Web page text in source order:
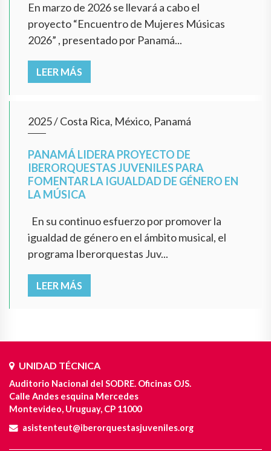
En marzo de 2026 se llevará a cabo el
proyecto “Encuentro de Mujeres Músicas
2026” , presentado por Panamá...
LEER MÁS
2025/Costa Rica, México, Panamá
PANAMÁ LIDERA PROYECTO DE
IBERORQUESTAS JUVENILES PARA
FOMENTAR LA IGUALDAD DE GÉNERO EN
LA MÚSICA
En su continuo esfuerzo por promover la
igualdad de género en el ámbito musical, el
programa Iberorquestas Juv...
LEER MÁS
UNIDAD TÉCNICA
Auditorio Nacional del SODRE. Oficinas OJS.
Calle Andes esquina Mercedes
Montevideo, Uruguay, CP 11000
asistenteut@iberorquestasjuveniles.org